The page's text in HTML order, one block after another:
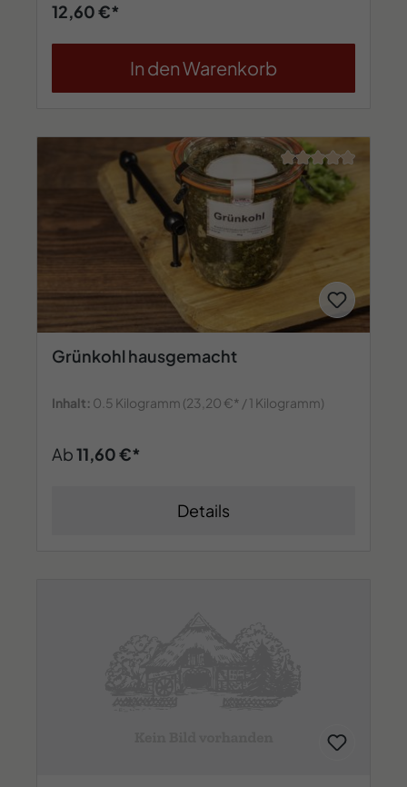
12,60 €*
In den Warenkorb
Durchschnittliche
Grünkohl hausgemacht
Inhalt: 0.5 Kilogramm (23,20 €* / 1 Kilogramm)
Ab11,60 €*
Details